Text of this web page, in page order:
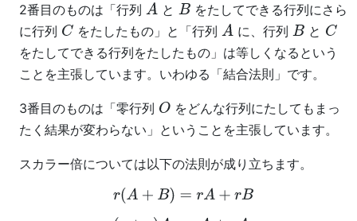
2番目のものは「行列 A と B をたしてできる行列にさら
に行列 C をたしたもの」と「行列 A に、行列 B と C
をたしてできる行列をたしたもの」は等しくなるという
ことを主張しています。いわゆる「結合法則」です。
3番目のものは「零行列 O をどんな行列にたしてもまっ
たく結果が変わらない」ということを主張しています。
スカラー倍については以下の法則が成り立ちます。
B(r+s )A =rA +s A(rs )A=r(s